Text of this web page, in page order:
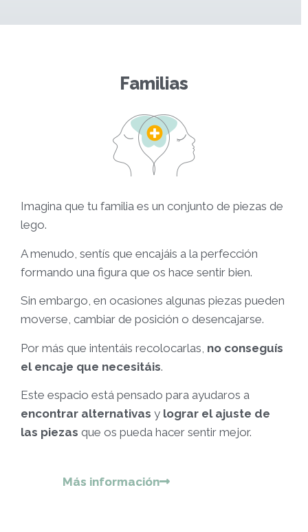
Familias
Imagina que tu familia es un conjunto de piezas de
lego.
A menudo, sentís que encajáis a la perfección
formando una figura que os hace sentir bien.
Sin embargo, en ocasiones algunas piezas pueden
moverse, cambiar de posición o desencajarse.
Por más que intentáis recolocarlas, no conseguís
el encaje que necesitáis.
Este espacio está pensado para ayudaros a
encontrar alternativas y lograr el ajuste de
las piezas que os pueda hacer sentir mejor.
Más información